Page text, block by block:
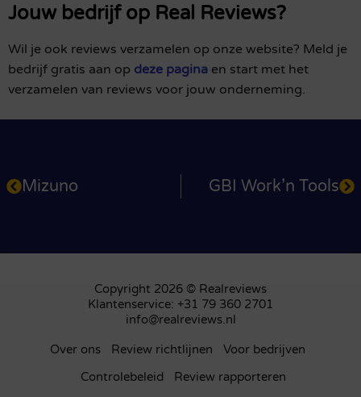
Jouw bedrijf op Real Reviews?
Wil je ook reviews verzamelen op onze website? Meld je
bedrijf gratis aan op deze pagina en start met het
verzamelen van reviews voor jouw onderneming.
Mizuno GBI Work’n Tools
Copyright 2026 © Realreviews
Klantenservice: +31 79 360 2701
info@realreviews.nl
Over ons Review richtlijnen
Voor bedrijven
Controlebeleid
Review rapporteren